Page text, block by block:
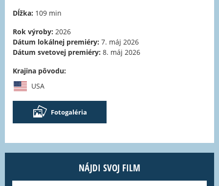
Dĺžka: 109 min
Rok výroby: 2026
Dátum lokálnej premiéry: 7. máj 2026
Dátum svetovej premiéry: 8. máj 2026
Krajina pôvodu:
USA
Fotogaléria
NÁJDI SVOJ FILM